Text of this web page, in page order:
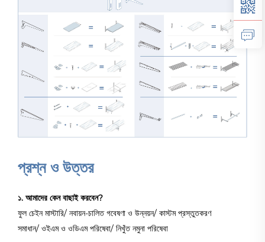
প্রশ্ন ও উত্তর
১. আমাদের কেন বাছাই করবেন?
ফুল চেইন মাস্টারি/ নবায়ন-চালিত গবেষণা ও উন্নয়ন/ কাস্টম প্রস্তুতকরণ
সমাধান/ ওইএম ও ওডিএম পরিষেবা/ নিখুঁত নমুনা পরিষেবা